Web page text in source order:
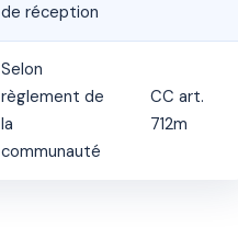
de réception
Selon
règlement de
la
communauté
CC art.
712m